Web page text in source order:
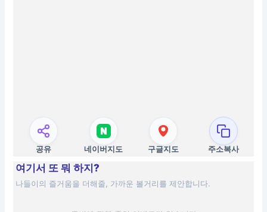
공유 네이버지도 구글지도 주소복사
여기서 또 뭐 하지?
나들이의 즐거움을 더해줄, 가까운 볼거리를 제안합니다.